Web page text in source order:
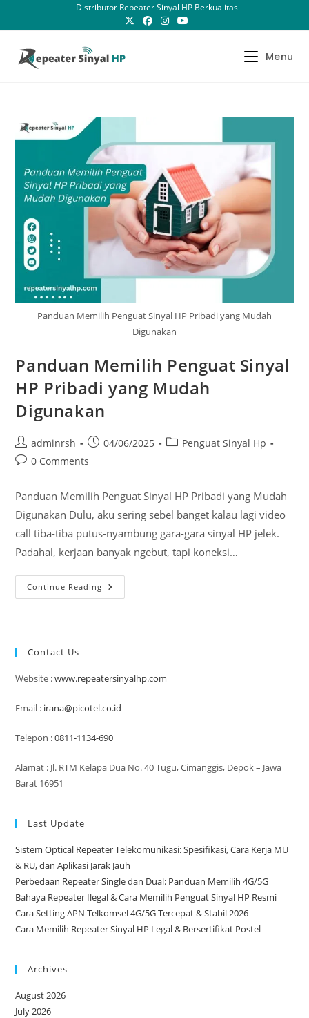
- Distributor Repeater Sinyal HP Berkualitas
Menu
Panduan Memilih Penguat Sinyal HP Pribadi yang Mudah
Digunakan
Panduan Memilih Penguat Sinyal
HP Pribadi yang Mudah
Digunakan
Post
author:
adminrsh
Post
published:
04/06/2025
PostPenguat Sinyal Hp
Post0 Comments
Panduan Memilih Penguat Sinyal HP Pribadi yang Mudah
Digunakan Dulu, aku sering sebel banget kalau lagi video
call tiba-tiba putus-nyambung gara-gara sinyal HP jelek.
Padahal, kerjaan banyak ngebut, tapi koneksi…
Continue Reading Panduan
Memilih
Contact Us
Website :www.repeatersinyalhp.com
Email : irana@picotel.co.id
Telepon :0811-1134-690
Alamat : Jl. RTM Kelapa Dua No. 40 Tugu, Cimanggis, Depok – Jawa
Barat 16951
Last Update
Sistem Optical Repeater Telekomunikasi: Spesifikasi, Cara Kerja MU
& RU, dan Aplikasi Jarak Jauh
Perbedaan Repeater Single dan Dual: Panduan Memilih 4G/5G
Bahaya Repeater Ilegal & Cara Memilih Penguat Sinyal HP Resmi
Cara Setting APN Telkomsel 4G/5G Tercepat & Stabil 2026
Cara Memilih Repeater Sinyal HP Legal & Bersertifikat Postel
Archives
August 2026
July 2026